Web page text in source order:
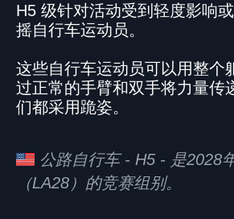
H5 级针对活动受到轻度影响
摇自行车运动员。
这些自行车运动员可以用整个
过正常的手臂和双手将力量传
们都采用跪姿。
公路自行车 - H5 - 是2028
（LA28）的竞赛组别。